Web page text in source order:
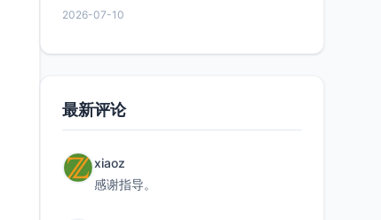
2026-07-10
最新评论
xiaoz
感谢指导。